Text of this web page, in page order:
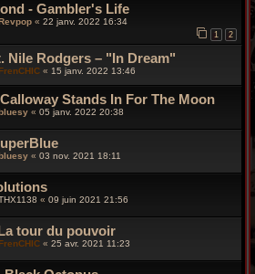
- Gambler's Life
« 22 janv. 2022 16:34
1 2
Nile Rodgers – "In Dream"
FrenCHIC « 15 janv. 2022 13:46
Stands In For The Moon
« 05 janv. 2022 20:38
« 03 nov. 2021 18:11
« 09 juin 2021 21:56
tour du pouvoir
FrenCHIC « 25 avr. 2021 11:23